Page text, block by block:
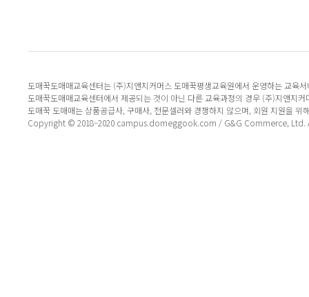
도매꾹도매매교육센터는 (주)지앤지커머스 도매꾹평생교육원에서 운영하는 교육
도매꾹도매매교육센터에서 제공되는 것이 아닌 다른 교육과정의 경우 (주)지앤지
도매꾹 도매매는 상품공급사, 구매사, 전문셀러와 경쟁하지 않으며, 회원 지원을 위
Copyright © 2018~2020 campus.domeggook.com / G&G Commerce, Ltd.